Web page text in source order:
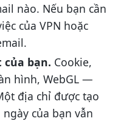
nào. Nếu bạn cần
của VPN hoặc
bạn. Cookie,
hình, WebGL —
địa chỉ được tạo
của bạn vẫn